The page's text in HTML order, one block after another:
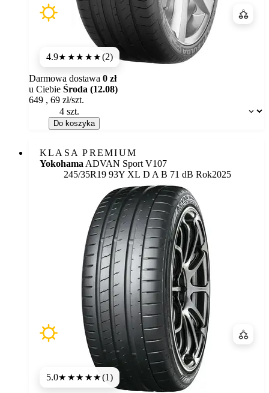
4.9★★★★★(2)
Dostępność:
Darmowa dostawa 0 zł
u Ciebie Środa (12.08)
649 , 69 zł/szt.
Do koszyka
KLASA PREMIUM
Yokohama ADVAN Sport V107
245/35R19 93Y XL Etykieta:
D A B 71 dB Rok2025
5.0★★★★★(1)